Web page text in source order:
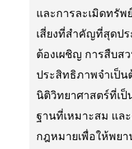
และการละเมิดทรั
เสี่ยงที่สำคัญที่สุดป
ต้องเผชิญ การสืบส
ประสิทธิภาพจำเป็น
นิติวิทยาศาสตร์ที่เ
ฐานที่เหมาะสม แล
กฎหมายเพื่อให้พย